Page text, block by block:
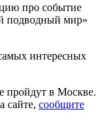
про событие
подводный мир»
интересных
пройдут в Москве.
сайте, сообщите